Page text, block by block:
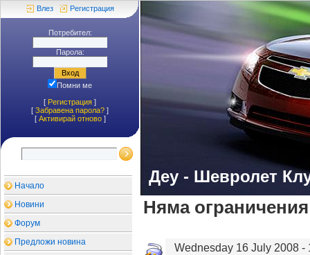
Влез Регистрация
Потребител:
Парола:
Помни ме
[ Регистрация ]
[ Забравена парола? ]
[ Aктивирай отново]
Начало
Новини
Форум
Предложи новина
Деу - Шевролет
Няма
Wednesday 16 July 2008 -